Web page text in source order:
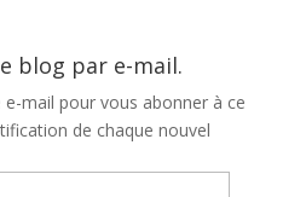
blog par e-mail.
e-mail pour vous abonner à ce
de chaque nouvel